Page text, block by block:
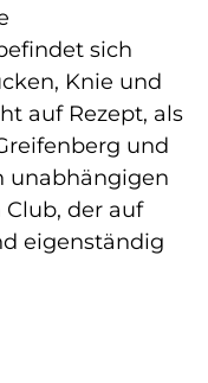
sich
Knie und
auf Rezept, als
und
unabhängigen
der auf
eigenständig